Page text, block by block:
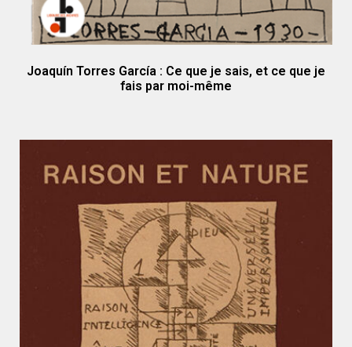
Joaquín Torres García : Ce que je sais, et ce que je
fais par moi-même